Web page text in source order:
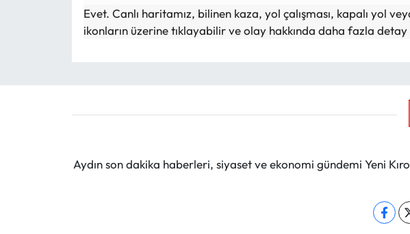
Evet. Canlı haritamız, bilinen kaza, yol çalışması, kapalı yol
ikonların üzerine tıklayabilir ve olay hakkında daha fazla
Aydın son dakika haberleri, siyaset ve ekonomi gündemi Yeni